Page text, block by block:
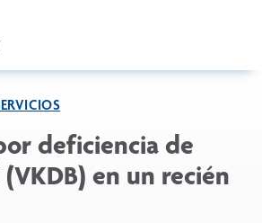
deficiencia de
en un recién